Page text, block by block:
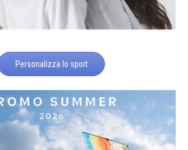
Personalizza lo sport